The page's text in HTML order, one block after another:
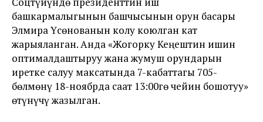
башкармалыгынын башчысынын орун басары
Элмира Үсөнованын колу коюлган кат
жарыяланган. Анда «Жогорку Кеңештин ишин
оптималдаштыруу жана жумуш орундарын
иретке салуу максатында 7-кабаттагы 705-
бөлмөнү 18-ноябрда саат 13:00гө чейин бошотуу»
өтүнүчү жазылган.